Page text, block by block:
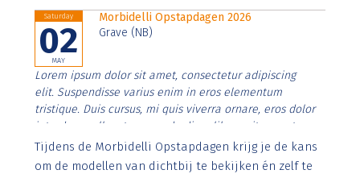
Saturday
02
MAY
Morbidelli Opstapdagen 2026
Grave (NB)
Lorem ipsum dolor sit amet, consectetur adipiscing
elit. Suspendisse varius enim in eros elementum
tristique. Duis cursus, mi quis viverra ornare, eros dolor
interdum nulla, ut commodo diam libero vitae erat.
Aenean faucibus nibh et justo cursus id rutrum lorem
imperdiet. Nunc ut sem vitae risus tristique posuere.
Tijdens de Morbidelli Opstapdagen krijg je de kans
om de modellen van dichtbij te bekijken én zelf te